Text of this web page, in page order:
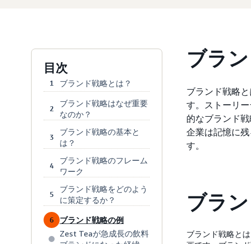
目次
1 ブランド戦略とは？
2
ブランド戦略はなぜ重要
なのか？
3
ブランド戦略の基本と
は？
4
ブランド戦略のフレーム
ワーク
5
ブランド戦略をどのよう
に策定するか？
6
ブランド戦略の例
Zest Teaが急成長の飲料
ブラ
ブランド戦略
す。ストーリ
的なブランド
企業は記憶に
す。
ブラ
ブランド戦略と